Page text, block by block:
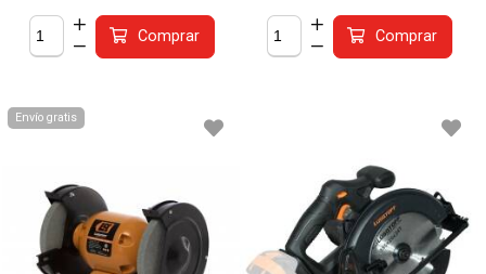
Comprar Comprar
Envío gratis